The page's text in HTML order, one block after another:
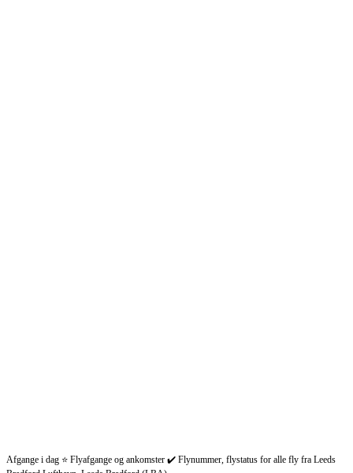
Afgange i dag ⭐ Flyafgange og ankomster ✔️ Flynummer, flystatus for alle fly fra Leeds